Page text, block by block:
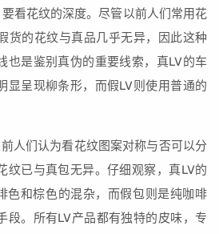
看花纹的深度。尽管以前人们常用花
货的花纹与真品几乎无异，因此这种
也是鉴别真伪的重要线索，真LV的车
显呈现柳条形，而假LV则使用普通的
人们认为看花纹图案对称与否可以分
纹已与真包无异。仔细观察，真LV的
色和棕色的混杂，而假包则是纯咖啡
段。所有LV产品都有独特的皮味，专